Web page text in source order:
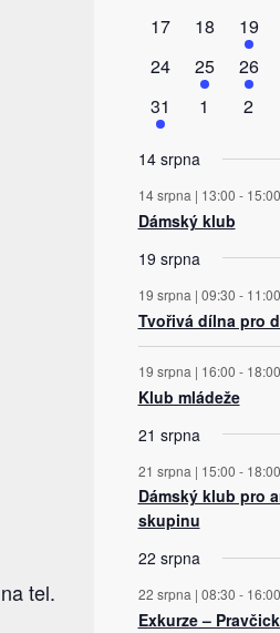
tel.
0
17
0
18
2
akce
19
0
24
1
akce
25
1
akce
26
1
akce
31
0
1
0
2
14 srpna
14 srpna | 13:00 - 15:00
Dámský klub
19 srpna
19 srpna | 09:30 - 11:00
Tvořivá dílna pro
19 srpna | 16:00 - 18:00
Klub mládeže
21 srpna
21 srpna | 15:00 - 18:00
Dámský klub pro
skupinu
22 srpna
22 srpna | 08:30 - 16:00
Exkurze –